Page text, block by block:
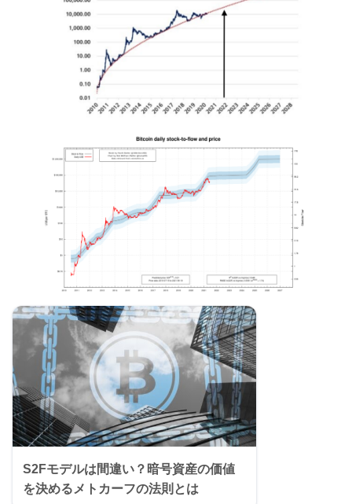
S2Fモデルは間違い？暗号資産の価値
を決めるメトカーフの法則とは